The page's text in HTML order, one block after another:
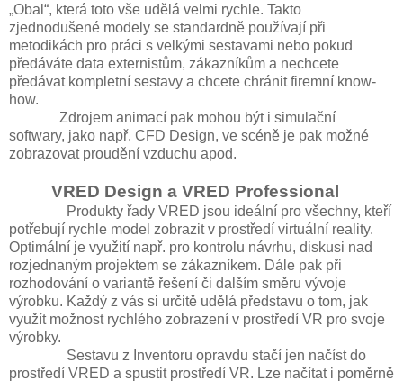
„Obal“, která toto vše udělá velmi rychle. Takto
zjednodušené modely se standardně používají při
metodikách pro práci s velkými sestavami nebo pokud
předáváte data externistům, zákazníkům a nechcete
předávat kompletní sestavy a chcete chránit firemní know-
how.
Zdrojem animací pak mohou být i simulační
softwary, jako např. CFD Design, ve scéně je pak možné
zobrazovat proudění vzduchu apod.
VRED Design a VRED Professional
Produkty řady VRED jsou ideální pro všechny, kteří
potřebují rychle model zobrazit v prostředí virtuální reality.
Optimální je využití např. pro kontrolu návrhu, diskusi nad
rozjednaným projektem se zákazníkem. Dále pak při
rozhodování o variantě řešení či dalším směru vývoje
výrobku. Každý z vás si určitě udělá představu o tom, jak
využít možnost rychlého zobrazení v prostředí VR pro svoje
výrobky.
Sestavu z Inventoru opravdu stačí jen načíst do
prostředí VRED a spustit prostředí VR. Lze načítat i poměrně